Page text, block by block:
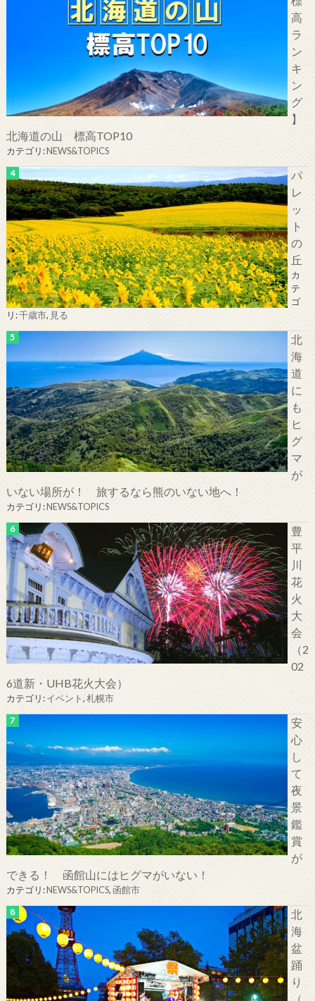
高
ラ
ン
キ
ン
グ
】
北海道の山 標高TOP10
カテゴリ:NEWS&TOPICS
パ
レ
ッ
ト
の
丘
カ
テ
ゴ
リ:千歳市, 見る
北
海
道
に
も
ヒ
グ
マ
が
いない場所が！ 旅するなら熊のいない地へ！
カテゴリ:NEWS&TOPICS
豊
平
川
花
火
大
会
（2
02
6道新・UHB花火大会）
カテゴリ:イベント,札幌市
安
心
し
て
夜
景
鑑
賞
が
できる！ 函館山にはヒグマがいない！
カテゴリ:NEWS&TOPICS,函館市
北
海
盆
踊
り
（